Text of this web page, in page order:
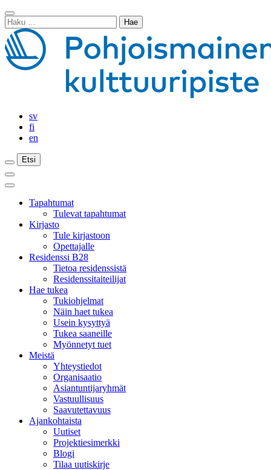
Siirry
sisältöön
Sulje
haku
Haku:
sv
fi
en
Etsi
Etsi
Etsi
Päävalikko
Sulje
päävalikkoTapahtumat
Tulevat tapahtumat
Kirjasto
Tule kirjastoon
Opettajalle
Residenssi B28
Tietoa residenssistä
Residenssitaiteilijat
Hae tukea
Tukiohjelmat
Näin haet tukea
Usein kysyttyä
Tukea saaneille
Myönnetyt tuet
Meistä
Yhteystiedot
Organisaatio
Asiantuntijaryhmät
Vastuullisuus
Saavutettavuus
Ajankohtaista
Uutiset
Projektiesimerkki
Blogi
Tilaa uutiskirje